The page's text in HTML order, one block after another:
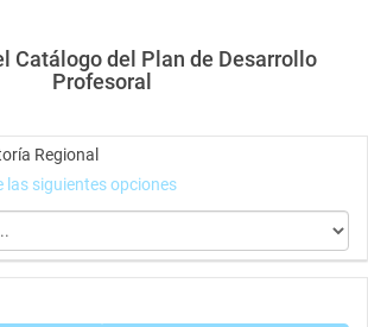
Catálogo del Plan de Desarrollo
Profesoral
Regional
las siguientes opciones